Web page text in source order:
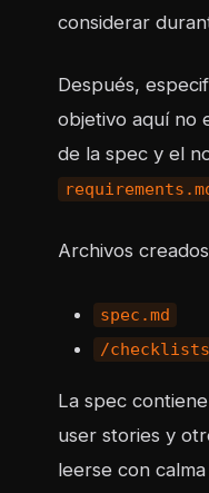
considerar
Después,
objetivo aquí no
de la spec y el
Archivos
spec.md
/
La spec
user stories y
leerse con